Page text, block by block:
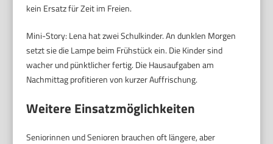
kein Ersatz für Zeit im Freien.
Mini-Story: Lena hat zwei Schulkinder. An dunklen Morgen
setzt sie die Lampe beim Frühstück ein. Die Kinder sind
wacher und pünktlicher fertig. Die Hausaufgaben am
Nachmittag profitieren von kurzer Auffrischung.
Weitere Einsatzmöglichkeiten
Seniorinnen und Senioren brauchen oft längere, aber